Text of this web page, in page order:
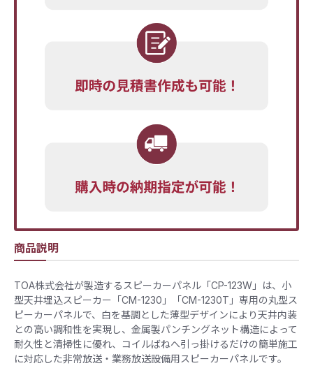
商品説明
TOA株式会社が製造するスピーカーパネル「CP-123W」は、小
型天井埋込スピーカー「CM-1230」「CM-1230T」専用の丸型ス
ピーカーパネルで、白を基調とした薄型デザインにより天井内装
との高い調和性を実現し、金属製パンチングネット構造によって
耐久性と清掃性に優れ、コイルばねへ引っ掛けるだけの簡単施工
に対応した非常放送・業務放送設備用スピーカーパネルです。